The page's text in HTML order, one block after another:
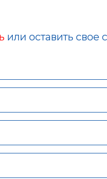
или оставить